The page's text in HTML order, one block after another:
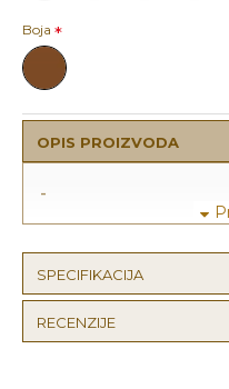
Boja
OPIS PROIZVODA
-
SPECIFIKACIJA
RECENZIJE